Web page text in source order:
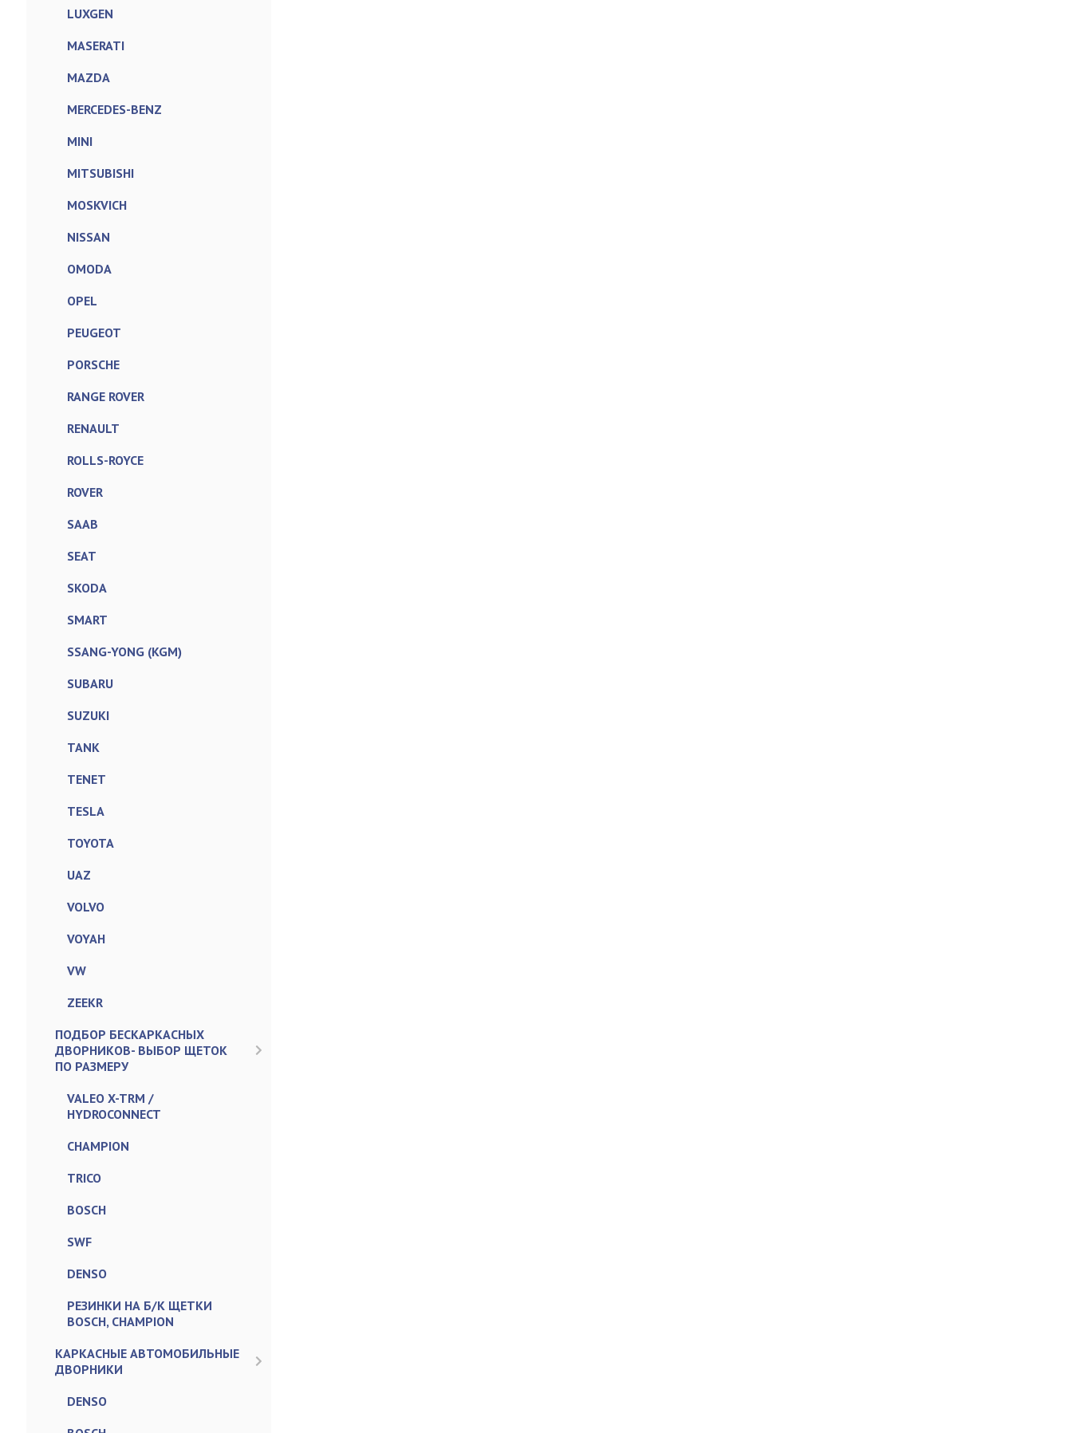
LUXGEN
MASERATI
MAZDA
MERCEDES-BENZ
MINI
MITSUBISHI
MOSKVICH
NISSAN
OMODA
OPEL
PEUGEOT
PORSCHE
RANGE ROVER
RENAULT
ROLLS-ROYCE
ROVER
SAAB
SEAT
SKODA
SMART
SSANG-YONG (KGM)
SUBARU
SUZUKI
TANK
TENET
TESLA
TOYOTA
UAZ
VOLVO
VOYAH
VW
ZEEKR
ПОДБОР БЕСКАРКАСНЫХ
ДВОРНИКОВ- ВЫБОР ЩЕТОК
ПО РАЗМЕРУ
VALEO X-TRM /
HYDROCONNECT
CHAMPION
TRICO
BOSCH
SWF
DENSO
РЕЗИНКИ НА Б/К ЩЕТКИ
BOSCH, CHAMPION
КАРКАСНЫЕ АВТОМОБИЛЬНЫЕ
ДВОРНИКИ
DENSO